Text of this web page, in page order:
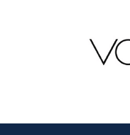
wastafelonderkast is
biedt niet alleen